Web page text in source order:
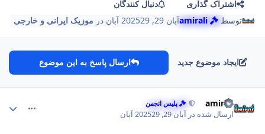
اشتراک گذاری
دنبال کنندگان
توسط
amirali آبان 29, 2025 29 آبان در موزیک ایرانی و خارجی
ایجاد موضوع جدید ارسال پاسخ به این موضوع
amirali پلیس انجمن
ارسال شده در آبان 29, 2025 29 آبان